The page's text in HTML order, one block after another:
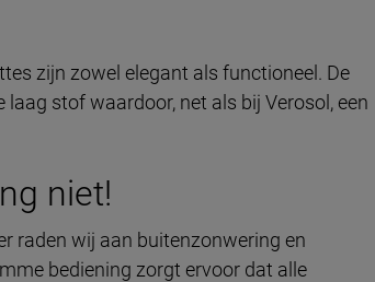
zijn zowel elegant als functioneel. De
stof waardoor, net als bij Verosol, een
niet!
raden wij aan buitenzonwering en
bediening zorgt ervoor dat alle